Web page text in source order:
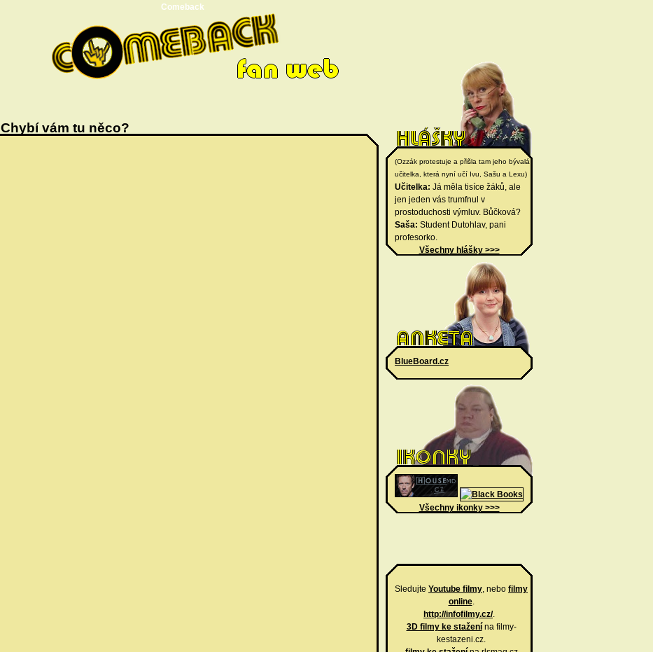
Comeback
(Ozzák protestuje a přišla tam jeho bývalá
učitelka, která nyní učí Ivu, Sašu a Lexu)
Učitelka: Já měla tisíce žáků, ale
jen jeden vás trumfnul v
prostoduchosti výmluv. Bůčková?
Saša: Student Dutohlav, pani
profesorko.
Všechny hlášky >>>
BlueBoard.cz
Všechny ikonky >>>
Sledujte Youtube filmy, nebo filmy
online.
http://infofilmy.cz/.
3D filmy ke staženína filmy-
kestazeni.cz.
Chybí vám tu něco?